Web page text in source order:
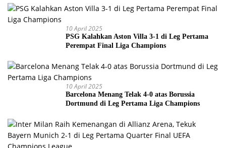
10 April 2025
PSG Kalahkan Aston Villa 3-1 di Leg Pertama
Perempat Final Liga Champions
10 April 2025
Barcelona Menang Telak 4-0 atas Borussia
Dortmund di Leg Pertama Liga Champions